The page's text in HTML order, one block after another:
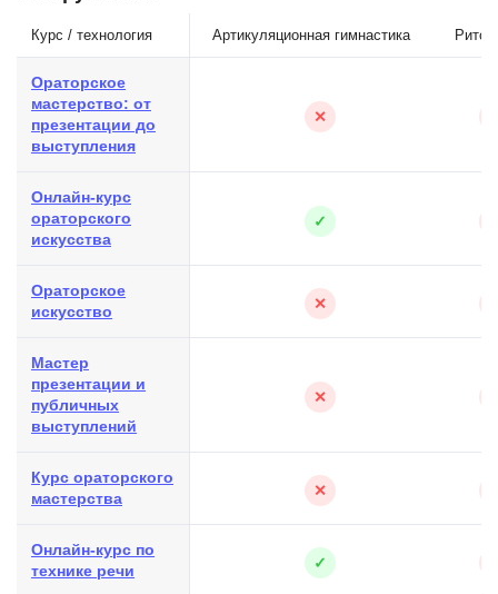
Курс / технология Артикуляционная гимнастика
Ораторское
мастерство: от
презентации до
выступления
✕
Онлайн-курс
ораторского
искусства
✓
Ораторское
искусство
✕
Мастер
презентации и
публичных
выступлений
✕
Курс ораторского
мастерства
✕
Онлайн-курс по
технике речи
✓